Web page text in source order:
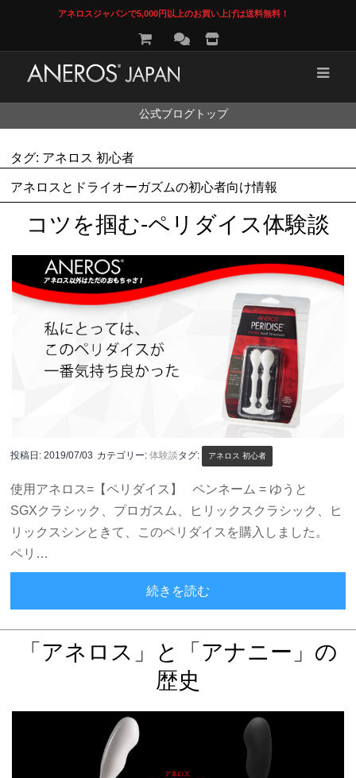
アネロスジャパンで5,000円以上のお買い上げは送料無料！
ツ
公式ブログトップ
タグ: アネロス 初心者
アネロスとドライオーガズムの初心者向け情報
コツを掴む-ペリダイス体験談
投稿日:2019/07/03 カテゴリー:体験談タグ: アネロス 初心者
使用アネロス=【ペリダイス】 ペンネーム = ゆうと
SGXクラシック、プロガスム、ヒリックスクラシック、ヒ
リックスシンときて、このペリダイスを購入しました。
ペリ…
続きを読む
「アネロス」と「アナニー」の
歴史